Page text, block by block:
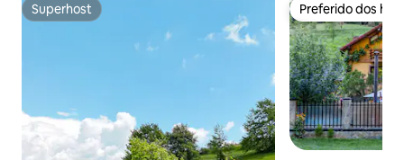
Superhost
Superhost Preferido dos
Preferido dos